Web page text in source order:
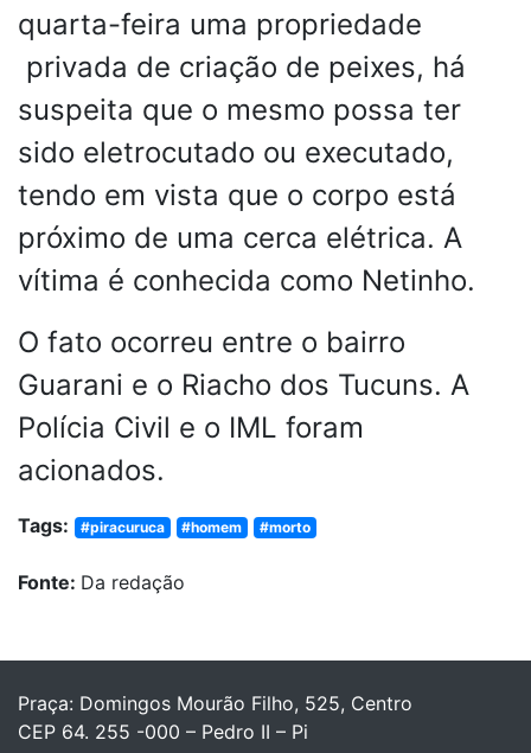
quarta-feira uma propriedade
privada de criação de peixes, há
suspeita que o mesmo possa ter
sido eletrocutado ou executado,
tendo em vista que o corpo está
próximo de uma cerca elétrica. A
vítima é conhecida como Netinho.
O fato ocorreu entre o bairro
Guarani e o Riacho dos Tucuns. A
Polícia Civil e o IML foram
acionados.
Tags: #piracuruca #homem #morto
Fonte: Da redação
Praça: Domingos Mourão Filho, 525, Centro
CEP 64. 255 -000 – Pedro II – Pi